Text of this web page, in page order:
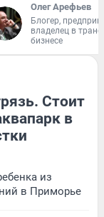
Олег Арефьев
Блогер,
владелец в
бизнесе
Стоит
в
из
в Приморье